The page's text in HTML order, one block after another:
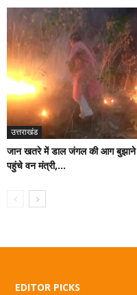
उत्तराखंड
जान खतरे में डाल जंगल की आग बुझाने
पहुंचे वन मंत्री,...
EDITOR PICKS